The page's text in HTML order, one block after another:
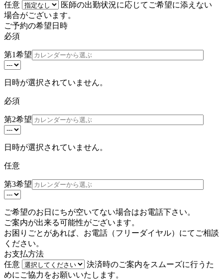
任意
医師の出勤状況に応じてご希望に添えない
場合がございます。
ご予約の希望日時
必須
第1希望
日時が選択されていません。
必須
第2希望
日時が選択されていません。
任意
第3希望
ご希望のお日にちが空いてない場合はお電話下さい。
ご案内が出来る可能性がございます。
お困りごとがあれば、お電話（フリーダイヤル）にてご相談
ください。
お支払方法
任意
決済時のご案内をスムーズに行うた
めにご協力をお願いいたします。